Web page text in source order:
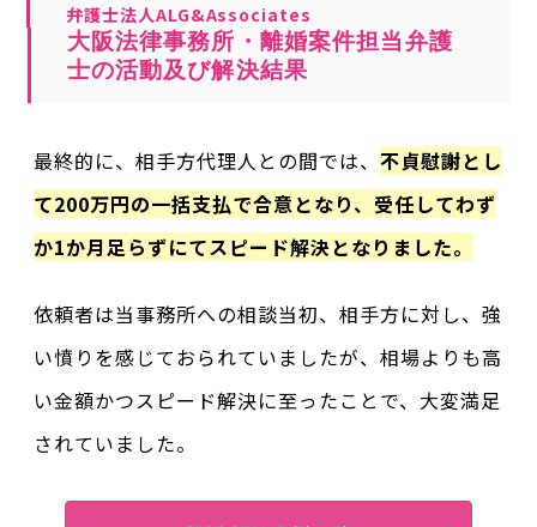
弁護士法人ALG&Associates
大阪法律事務所・離婚案件担当弁護
士の活動及び解決結果
最終的に、相手方代理人との間では、 不貞慰謝とし
て200万円の一括支払で合意となり、受任してわず
か1か月足らずにてスピード解決となりました。
依頼者は当事務所への相談当初、相手方に対し、強
い憤りを感じておられていましたが、相場よりも高
い金額かつスピード解決に至ったことで、大変満足
されていました。